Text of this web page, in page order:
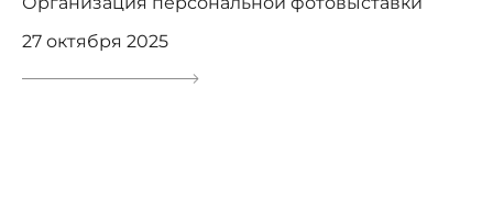
27 октября 2025